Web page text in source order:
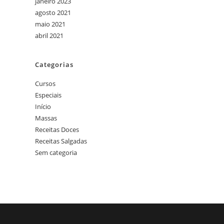
agosto 2021
maio 2021
abril 2021
Categorias
Cursos
Especiais
Início
Massas
Receitas Doces
Receitas Salgadas
Sem categoria